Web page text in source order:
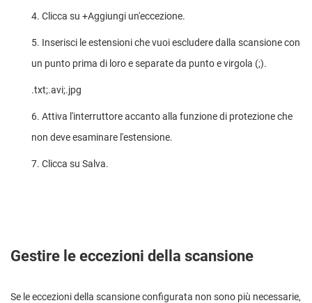
4. Clicca su +Aggiungi un'eccezione.
5. Inserisci le estensioni che vuoi escludere dalla scansione con
un punto prima di loro e separate da punto e virgola (;).
.txt;.avi;.jpg
6. Attiva l'interruttore accanto alla funzione di protezione che
non deve esaminare l'estensione.
7. Clicca su Salva.
Gestire le eccezioni della scansione
Se le eccezioni della scansione configurata non sono più necessarie,